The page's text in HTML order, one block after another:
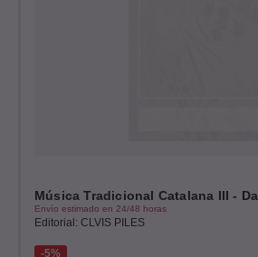
Música Tradicional Catalana III -
Envío estimado en 24/48 horas
Editorial: CLVIS PILES
5%